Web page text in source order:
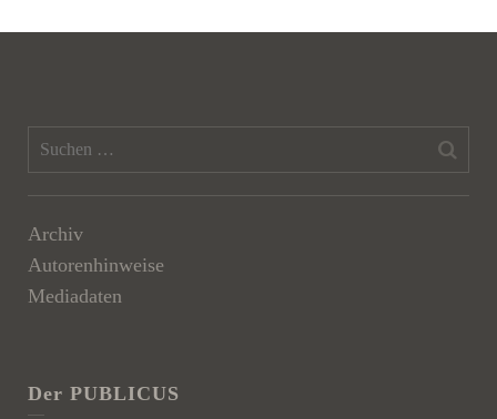
Archiv
Autorenhinweise
Mediadaten
Der PUBLICUS